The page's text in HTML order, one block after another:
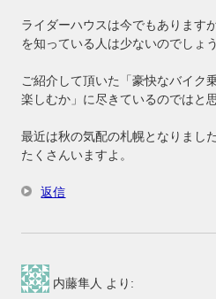
ライダーハウスは今でもあります
を知っている人は少ないのでしょう
ご紹介して頂いた「豪快なバイク
楽しむか」に尽きているのではと
最近は秋の気配の札幌となりまし
たくさんいますよ。
返信
内藤隼人 より: